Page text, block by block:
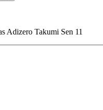
Adizero Takumi Sen 11